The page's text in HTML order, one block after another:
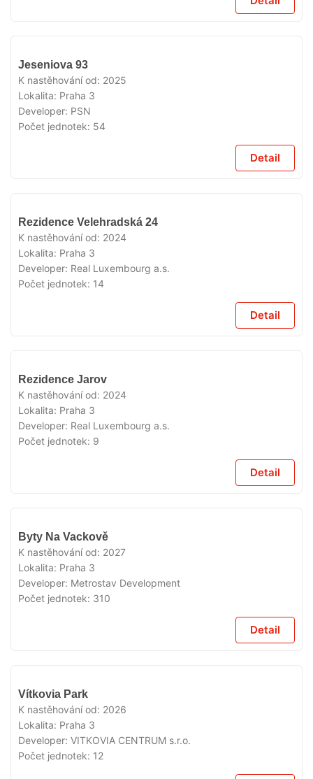
Jeseniova 93
K nastěhování od: 2025
Lokalita: Praha 3
Developer: PSN
Počet jednotek: 54
Detail
Rezidence Velehradská 24
K nastěhování od: 2024
Lokalita: Praha 3
Developer: Real Luxembourg a.s.
Počet jednotek: 14
Detail
Rezidence Jarov
K nastěhování od: 2024
Lokalita: Praha 3
Developer: Real Luxembourg a.s.
Počet jednotek: 9
Detail
Byty Na Vackově
K nastěhování od: 2027
Lokalita: Praha 3
Developer: Metrostav Development
Počet jednotek: 310
Detail
Vítkovia Park
K nastěhování od: 2026
Lokalita: Praha 3
Developer: VITKOVIA CENTRUM s.r.o.
Počet jednotek: 12